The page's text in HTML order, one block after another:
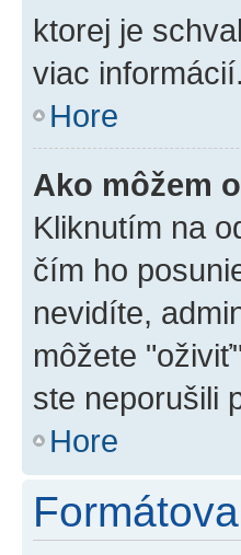
ktorej je
viac informácií.
Hore
Ako môžem
Kliknutím na
čím ho
nevidíte,
môžete
ste neporušili
Hore